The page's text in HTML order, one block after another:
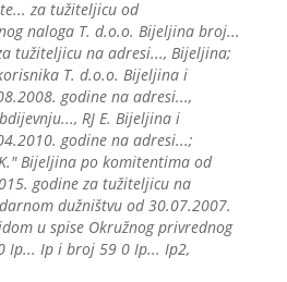
za tužiteljicu od
naloga T. d.o.o. Bijeljina broj...
tužiteljicu na adresi..., Bijeljina;
T. d.o.o. Bijeljina i
godine na adresi...,
RJ E. Bijeljina i
godine na adresi...;
Bijeljina po komitentima od
godine za tužiteljicu na
dužništvu od 30.07.2007.
u spise Okružnog privrednog
Ip... Ip i broj 59 0 Ip... Ip2,